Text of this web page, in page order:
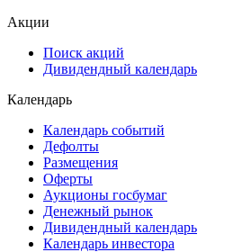
Акции
Поиск акций
Дивидендный календарь
Календарь
Календарь событий
Дефолты
Размещения
Оферты
Аукционы госбумаг
Денежный рынок
Дивидендный календарь
Календарь инвестора